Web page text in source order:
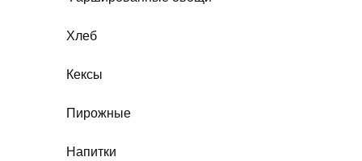
Хлеб
Кексы
Пирожные
Напитки